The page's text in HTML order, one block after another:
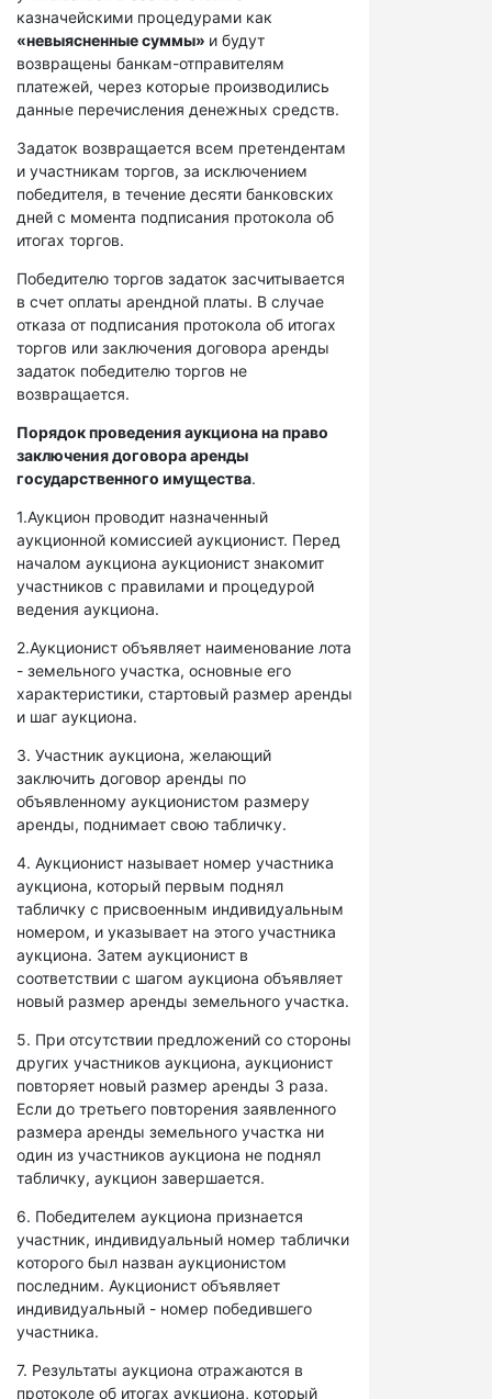
казначейскими процедурами как
«невыясненные суммы» и будут
возвращены банкам-отправителям
платежей, через которые производились
данные перечисления денежных средств.
Задаток возвращается всем претендентам
и участникам торгов, за исключением
победителя, в течение десяти банковских
дней с момента подписания протокола об
итогах торгов.
Победителю торгов задаток засчитывается
в счет оплаты арендной платы. В случае
отказа от подписания протокола об итогах
торгов или заключения договора аренды
задаток победителю торгов не
возвращается.
Порядок проведения аукциона на право
заключения договора аренды
государственного имущества.
1.Аукцион проводит назначенный
аукционной комиссией аукционист. Перед
началом аукциона аукционист знакомит
участников с правилами и процедурой
ведения аукциона.
2.Аукционист объявляет наименование лота
- земельного участка, основные его
характеристики, стартовый размер аренды
и шаг аукциона.
3. Участник аукциона, желающий
заключить договор аренды по
объявленному аукционистом размеру
аренды, поднимает свою табличку.
4. Аукционист называет номер участника
аукциона, который первым поднял
табличку с присвоенным индивидуальным
номером, и указывает на этого участника
аукциона. Затем аукционист в
соответствии с шагом аукциона объявляет
новый размер аренды земельного участка.
5. При отсутствии предложений со стороны
других участников аукциона, аукционист
повторяет новый размер аренды 3 раза.
Если до третьего повторения заявленного
размера аренды земельного участка ни
один из участников аукциона не поднял
табличку, аукцион завершается.
6. Победителем аукциона признается
участник, индивидуальный номер таблички
которого был назван аукционистом
последним. Аукционист объявляет
индивидуальный - номер победившего
участника.
7. Результаты аукциона отражаются в
протоколе об итогах аукциона, который